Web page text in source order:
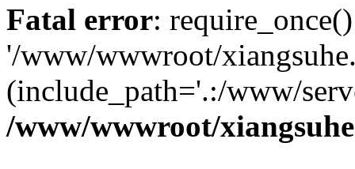
Fatal error:
'/www/wwwroot/
(include_path='.:/www/
/www/wwwroot/